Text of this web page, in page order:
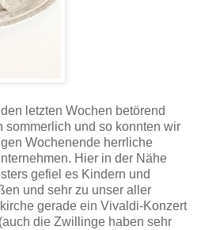
letzten Wochen betörend
sommerlich und so konnten wir
Wochenende herrliche
Hier in der Nähe
gefiel es Kindern und
und sehr zu unser aller
gerade ein Vivaldi-Konzert
die Zwillinge haben sehr